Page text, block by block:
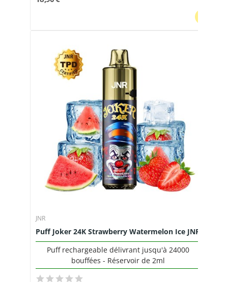
JNR
Puff Joker 24K Strawberry Watermelon Ice JNR
Puff rechargeable délivrant jusqu'à 24000
bouffées - Réservoir de 2ml